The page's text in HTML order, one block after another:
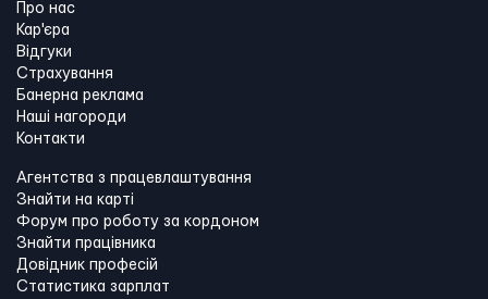
Про нас
Кар'єра
Відгуки
Страхування
Банерна реклама
Наші нагороди
Контакти
Агентства з працевлаштування
Знайти на карті
Форум про роботу за кордоном
Знайти працівника
Довідник професій
Статистика зарплат